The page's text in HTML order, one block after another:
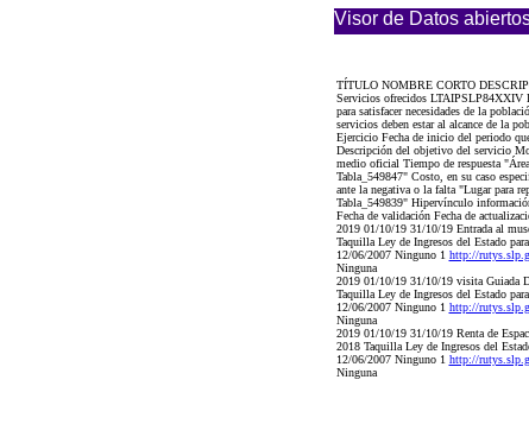
Visor de Datos
TÍTULO NOMBRE CORTO
Servicios ofrecidos LTAIPSLP84XXIV
para satisfacer necesidades de la
servicios deben estar al alcance de la
Ejercicio Fecha de inicio del periodo
Descripción del objetivo del servicio
medio oficial Tiempo de respuesta
Tabla_549847" Costo, en su caso
ante la negativa o la falta "Lugar para
Tabla_549839" Hipervínculo
Fecha de validación Fecha de
2019 01/10/19 31/10/19 Entrada al
Taquilla Ley de Ingresos del Estado
12/06/2007 Ninguno 1 http://
Ninguna
2019 01/10/19 31/10/19 visita Guiada
Taquilla Ley de Ingresos del Estado
12/06/2007 Ninguno 1 http://
Ninguna
2019 01/10/19 31/10/19 Renta de
2018 Taquilla Ley de Ingresos del
12/06/2007 Ninguno 1 http://
Ninguna